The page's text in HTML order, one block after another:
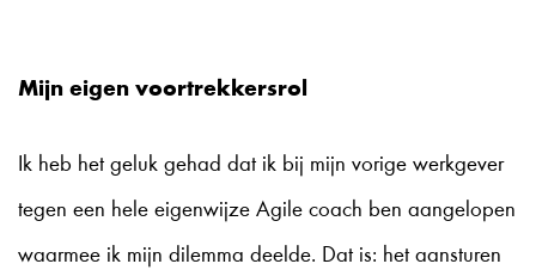
Mijn eigen voortrekkersrol
Ik heb het geluk gehad dat ik bij mijn vorige werkgever
tegen een hele eigenwijze Agile coach ben aangelopen
waarmee ik mijn dilemma deelde. Dat is: het aansturen